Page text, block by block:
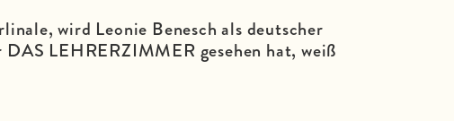
wird Leonie Benesch als deutscher
LEHRERZIMMER gesehen hat, weiß